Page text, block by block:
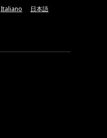
Italiano 日本語